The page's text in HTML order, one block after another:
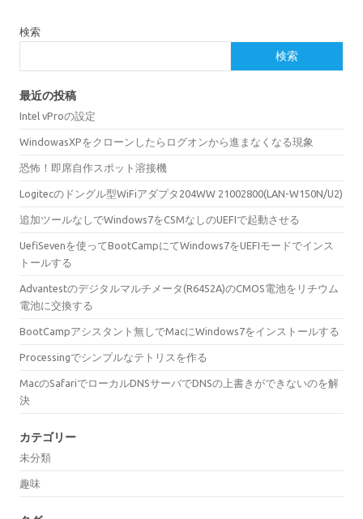
検索
検索
最近の投稿
Intel vProの設定
WindowasXPをクローンしたらログオンから進まなくなる現象
恐怖！即席自作スポット溶接機
Logitecのドングル型WiFiアダプタ204WW 21002800(LAN-W150N/U2)
追加ツールなしでWindows7をCSMなしのUEFIで起動させる
UefiSevenを使ってBootCampにてWindows7をUEFIモードでインス
トールする
Advantestのデジタルマルチメータ(R6452A)のCMOS電池をリチウム
電池に交換する
BootCampアシスタント無しでMacにWindows7をインストールする
Processingでシンプルなテトリスを作る
MacのSafariでローカルDNSサーバでDNSの上書きができないのを解
決
カテゴリー
未分類
趣味